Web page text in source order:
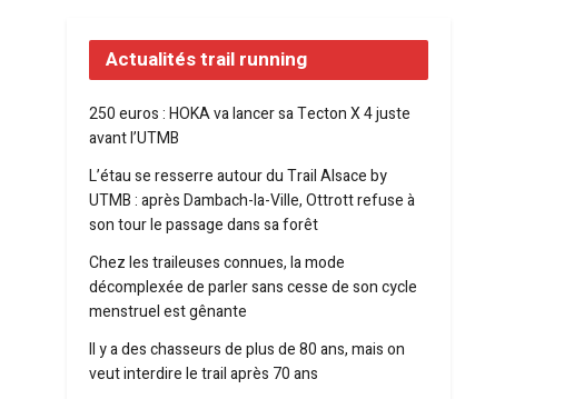
Actualités trail running
250 euros : HOKA va lancer sa Tecton X 4 juste
avant l’UTMB
L’étau se resserre autour du Trail Alsace by
UTMB : après Dambach-la-Ville, Ottrott refuse à
son tour le passage dans sa forêt
Chez les traileuses connues, la mode
décomplexée de parler sans cesse de son cycle
menstruel est gênante
Il y a des chasseurs de plus de 80 ans, mais on
veut interdire le trail après 70 ans